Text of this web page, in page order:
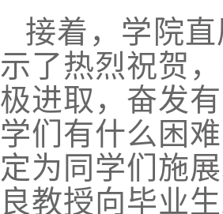
接着，学院
示了热烈祝贺
极进取，奋发
学们有什么困
定为同学们施
良教授向毕业